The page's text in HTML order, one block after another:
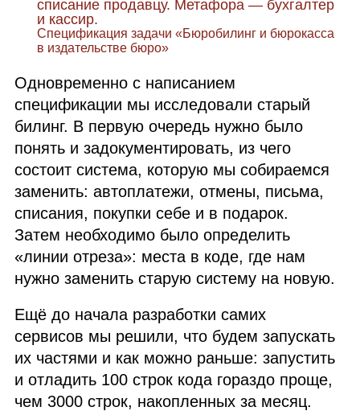
списание продавцу. Метафора — бухгалтер
и кассир.
Спецификация задачи «Бюробилинг и бюрокасса
в издательстве бюро»
Одновременно с написанием
спецификации мы исследовали старый
билинг. В первую очередь нужно было
понять и задокументировать, из чего
состоит система, которую мы собираемся
заменить: автоплатежи, отмены, письма,
списания, покупки себе и в подарок.
Затем необходимо было определить
«линии отреза»: места в коде, где нам
нужно заменить старую систему на новую.
Ещё до начала разработки самих
сервисов мы решили, что будем запускать
их частями и как можно раньше: запустить
и отладить 100 строк кода гораздо проще,
чем 3000 строк, накопленных за месяц.